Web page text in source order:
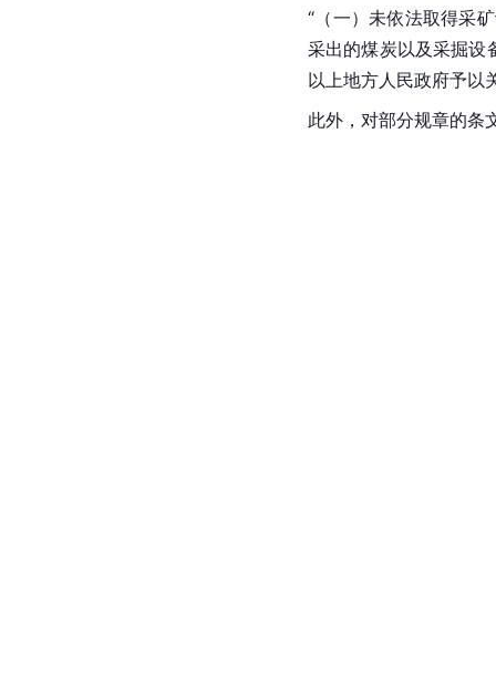
“（一）未依法取得采
采出的煤炭以及采掘设
以上地方人民政府予以
此外，对部分规章的条